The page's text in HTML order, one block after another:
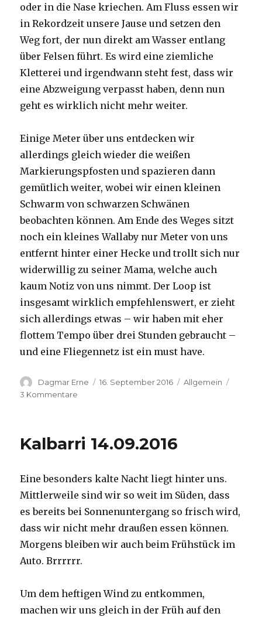
oder in die Nase kriechen. Am Fluss essen wir
in Rekordzeit unsere Jause und setzen den
Weg fort, der nun direkt am Wasser entlang
über Felsen führt. Es wird eine ziemliche
Kletterei und irgendwann steht fest, dass wir
eine Abzweigung verpasst haben, denn nun
geht es wirklich nicht mehr weiter.
Einige Meter über uns entdecken wir
allerdings gleich wieder die weißen
Markierungspfosten und spazieren dann
gemütlich weiter, wobei wir einen kleinen
Schwarm von schwarzen Schwänen
beobachten können. Am Ende des Weges sitzt
noch ein kleines Wallaby nur Meter von uns
entfernt hinter einer Hecke und trollt sich nur
widerwillig zu seiner Mama, welche auch
kaum Notiz von uns nimmt. Der Loop ist
insgesamt wirklich empfehlenswert, er zieht
sich allerdings etwas – wir haben mit eher
flottem Tempo über drei Stunden gebraucht –
und eine Fliegennetz ist ein must have.
Autor
Dagmar Erne
Veröffentlicht
16. September 2016 Kategorien
Allgemein
3 Kommentare
Kalbarri 14.09.2016
Eine besonders kalte Nacht liegt hinter uns.
Mittlerweile sind wir so weit im Süden, dass
es bereits bei Sonnenuntergang so frisch wird,
dass wir nicht mehr draußen essen können.
Morgens bleiben wir auch beim Frühstück im
Auto. Brrrrrr.
Um dem heftigen Wind zu entkommen,
machen wir uns gleich in der Früh auf den